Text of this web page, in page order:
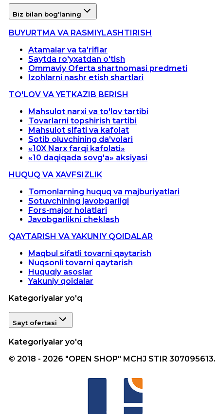
Biz bilan bog'laning
BUYURTMA VA RASMIYLASHTIRISH
Atamalar va ta'riflar
Saytda ro'yxatdan o'tish
Ommaviy Oferta shartnomasi predmeti
Izohlarni nashr etish shartlari
TO'LOV VA YETKAZIB BERISH
Mahsulot narxi va to'lov tartibi
Tovarlarni topshirish tartibi
Mahsulot sifati va kafolat
Sotib oluvchining da'volari
«10X Narx farqi kafolati»
«10 daqiqada sovg'a» aksiyasi
HUQUQ VA XAVFSIZLIK
Tomonlarning huquq va majburiyatlari
Sotuvchining javobgarligi
Fors-major holatlari
Javobgarlikni cheklash
QAYTARISH VA YAKUNIY QOIDALAR
Maqbul sifatli tovarni qaytarish
Nuqsonli tovarni qaytarish
Huquqiy asoslar
Yakuniy qoidalar
Kategoriyalar yo'q
Sayt ofertasi
Kategoriyalar yo'q
© 2018 - 2026 "OPEN SHOP" MCHJ STIR 307095613.